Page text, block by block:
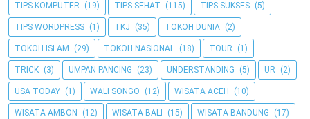
TIPS KOMPUTER (19) TIPS SEHAT (115) TIPS SUKSES (5)
TIPS WORDPRESS (1) TKJ (35) TOKOH DUNIA (2)
TOKOH ISLAM (29) TOKOH NASIONAL (18) TOUR (1)
TRICK (3) UMPAN PANCING (23) UNDERSTANDING (5) UR (2)
USA TODAY (1) WALI SONGO (12) WISATA ACEH (10)
WISATA AMBON (12) WISATA BALI (15) WISATA BANDUNG (17)